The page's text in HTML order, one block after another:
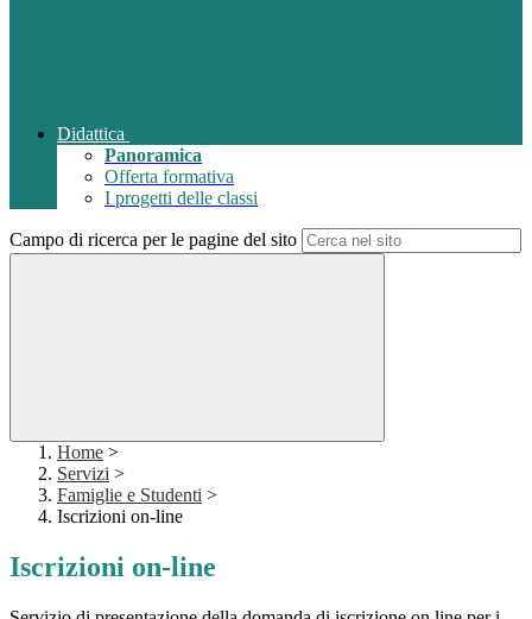
Didattica
Panoramica
Offerta formativa
I progetti delle classi
Campo di ricerca per le pagine del sito
Home >
Servizi >
Famiglie e Studenti >
Iscrizioni on-line
Iscrizioni on-line